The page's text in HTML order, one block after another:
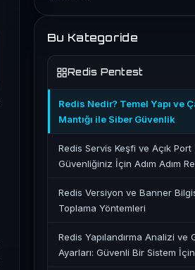
Bu Kategoride
Redis Pentest
Redis Nedir? Temel Yapı ve
Mantığı ile Siber Güvenlik
Redis Servis Keşfi ve Açık Port
Güvenliğiniz İçin Adım Adım
Redis Versiyon ve Banner
Toplama Yöntemleri
Redis Yapılandırma Analizi ve
Ayarları: Güvenli Bir Sistem